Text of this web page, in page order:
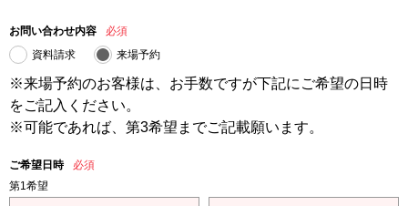
お問い合わせ内容
必須
資料請求
来場予約
※来場予約のお客様は、お手数ですが下記にご希望の日時
をご記入ください。
※可能であれば、第3希望までご記載願います。
ご希望日時
必須
第1希望